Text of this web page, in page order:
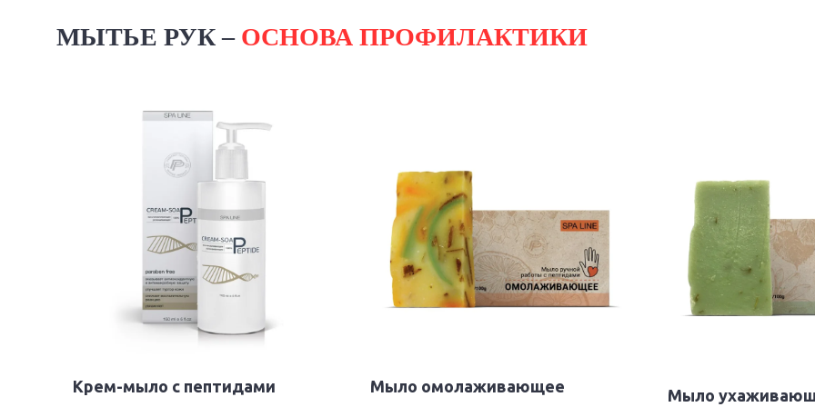
МЫТЬЕ РУК – ОСНОВА ПРОФИЛАКТИКИ
Крем-мыло с пептидами Мыло омолаживающее Мыло